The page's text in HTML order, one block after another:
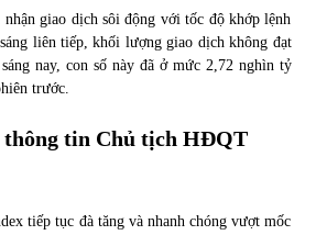
giao dịch sôi động với tốc độ khớp lệnh
liên tiếp, khối lượng giao dịch không đạt
nay, con số này đã ở mức 2,72 nghìn tỷ
trước.
thông tin Chủ tịch HĐQT
tiếp tục đà tăng và nhanh chóng vượt mốc